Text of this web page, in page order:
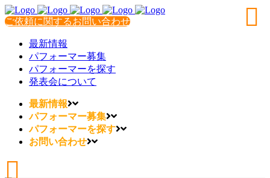
ご依頼に関するお問い合わせ
最新情報
パフォーマー募集
パフォーマーを探す
発表会について
最新情報
パフォーマー募集
パフォーマーを探す
お問い合わせ